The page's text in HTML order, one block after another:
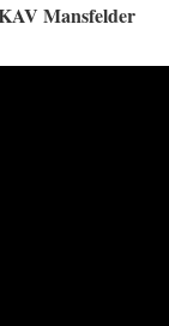
Mansfelder